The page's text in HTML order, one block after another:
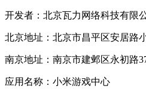
开发者：北京瓦力网络科技有限
北京地址：北京市昌平区安居路
南京地址：南京市建邺区永初路
应用名称：小米游戏中心